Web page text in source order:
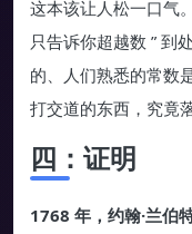
这本该让人松一口气
只告诉你超越数 ” 到
的、人们熟悉的常数
打交道的东西，究竟
四：证明
1768 年，约翰·兰伯